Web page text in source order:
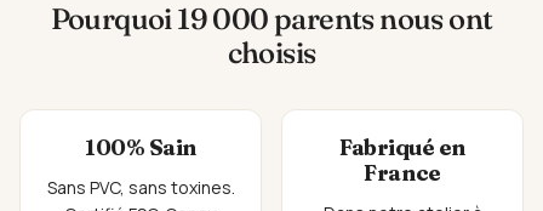
Pourquoi 19 000 parents nous ont
choisis
100% Sain
Sans PVC, sans toxines.
Fabriqué en
France